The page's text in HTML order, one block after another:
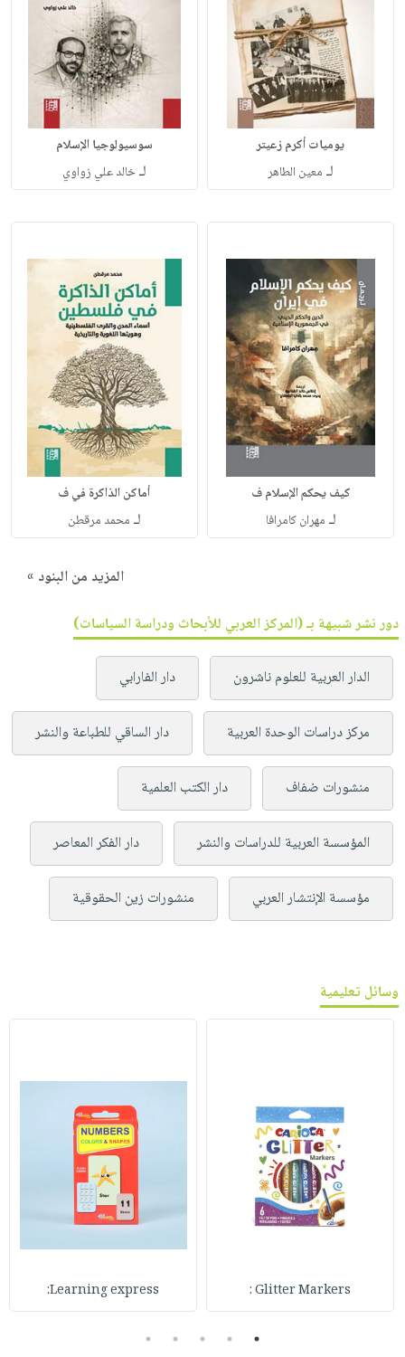
يوميات أكرم زعيتر
لـ معين الطاهر
سوسيولوجيا الإسلام
لـخالد علي زواوي
كيف يحكم الإسلام ف
لـ مهران كامرافا
أماكن الذاكرة في ف
لـ محمد مرقطن
المزيد من البنود »
دور نشر شبيهة بـ (المركز العربي للأبحاث ودراسة السياسات)
الدار العربية للعلوم ناشرون دار الفارابي
مركز دراسات الوحدة العربية دار الساقي للطباعة والنشر
منشورات ضفاف دار الكتب العلمية
المؤسسة العربية للدراسات والنشر دار الفكر المعاصر
مؤسسة الإنتشار العربي منشورات زين الحقوقية
وسائل تعليمية
Glitter Markers :
Learning express:
1
2
3
4
5